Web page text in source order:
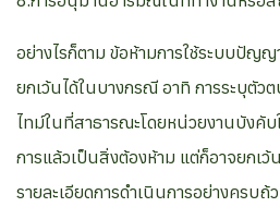
อย่างไรก็ตาม ข้อห้ามการใช้ระบบปัญ
ยกเว้นได้ในบางกรณี อาทิ การระบุตัว
ไทม์ในที่สาธารณะโดยหน่วยงานบังคั
การแล้วเป็นสิ่งต้องห้าม แต่ก็อาจยกเ
รายละเอียดการดำเนินการอย่างครบถ้